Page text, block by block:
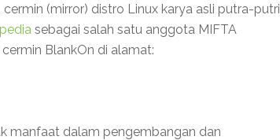
(mirror) distro Linux karya asli putra-putri
sebagai salah satu anggota MIFTA
BlankOn di alamat:
manfaat dalam pengembangan dan